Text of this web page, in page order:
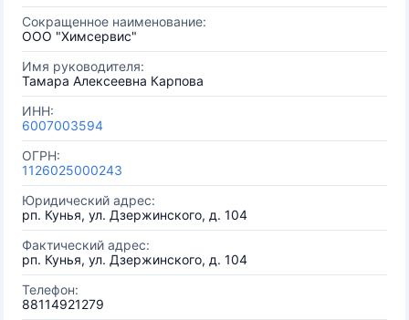
Сокращенное наименование:
ООО "Химсервис"
Имя руководителя:
Тамара Алексеевна Карпова
ИНН:
6007003594
ОГРН:
1126025000243
Юридический адрес:
рп. Кунья, ул. Дзержинского, д. 104
Фактический адрес:
рп. Кунья, ул. Дзержинского, д. 104
Телефон:
88114921279